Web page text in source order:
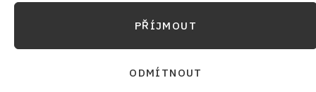
PŘÍJMOUT
ODMÍTNOUT